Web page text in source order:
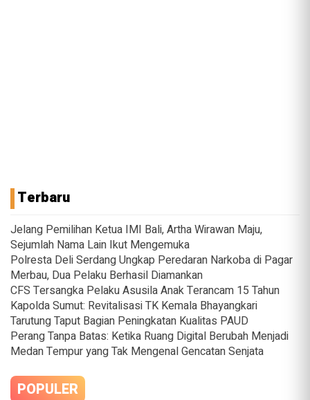
Terbaru
Jelang Pemilihan Ketua IMI Bali, Artha Wirawan Maju,
Sejumlah Nama Lain Ikut Mengemuka
Polresta Deli Serdang Ungkap Peredaran Narkoba di Pagar
Merbau, Dua Pelaku Berhasil Diamankan
CFS Tersangka Pelaku Asusila Anak Terancam 15 Tahun
Kapolda Sumut: Revitalisasi TK Kemala Bhayangkari
Tarutung Taput Bagian Peningkatan Kualitas PAUD
Perang Tanpa Batas: Ketika Ruang Digital Berubah Menjadi
Medan Tempur yang Tak Mengenal Gencatan Senjata
POPULER